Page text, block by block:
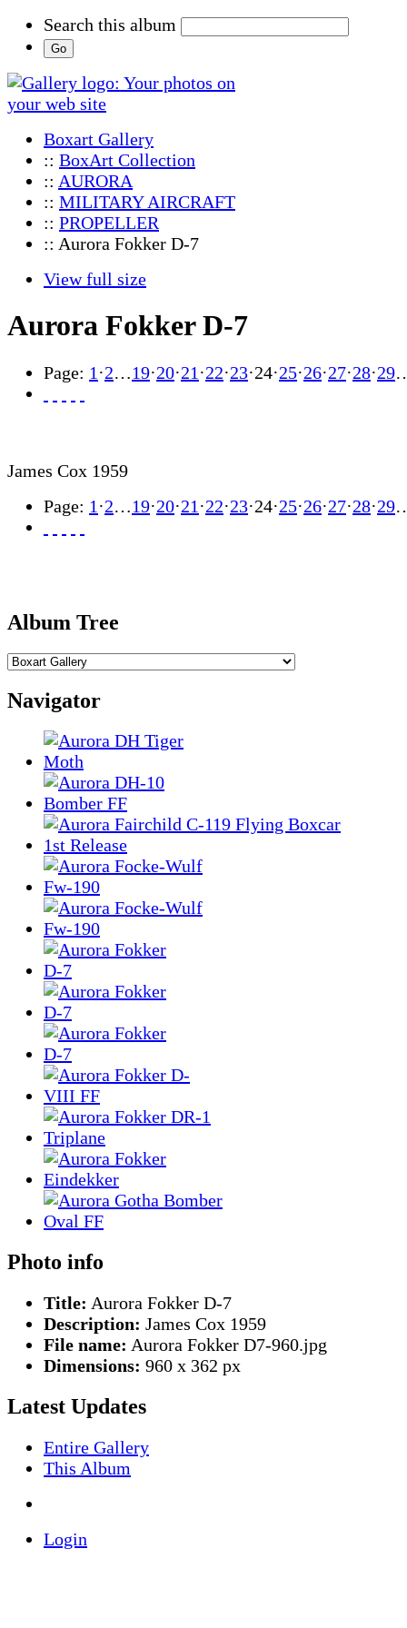
Search this album
Boxart Gallery
:: BoxArt Collection
:: AURORA
:: MILITARY AIRCRAFT
:: PROPELLER
:: Aurora Fokker D-7
View full size
Aurora Fokker D-7
Page: 1 ·2…19·20·21 ·22·23·24·25·26·27·28·29
James Cox 1959
Page: 1 ·2…19·20·21 ·22·23·24·25·26·27·28·29
Album Tree
Navigator
Photo info
Title: Aurora Fokker D-7
Description: James Cox 1959
File name: Aurora Fokker D7-960.jpg
Dimensions: 960 x 362 px
Latest Updates
Entire Gallery
This Album
Login